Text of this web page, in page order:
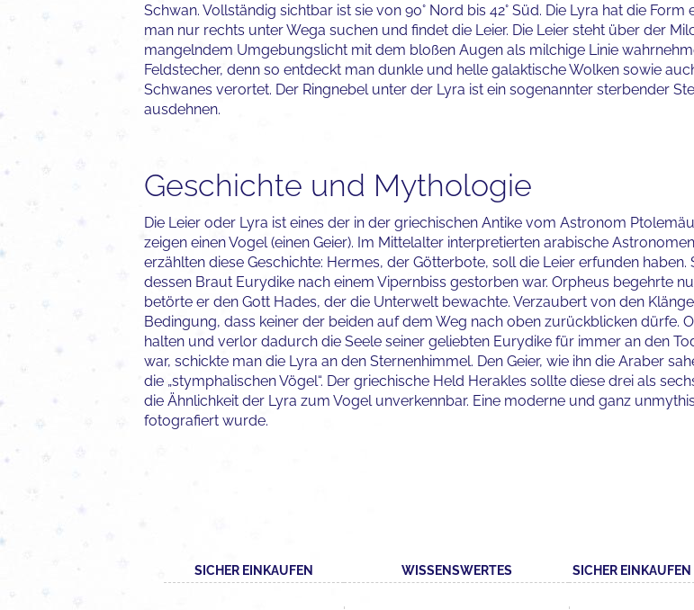
Schwan. Vollständig sichtbar ist sie von 90° Nord bis 42° Süd. Die Lyra hat die
man nur rechts unter Wega suchen und findet die Leier. Die Leier steht über der
mangelndem Umgebungslicht mit dem bloßen Augen als milchige Linie
Feldstecher, denn so entdeckt man dunkle und helle galaktische Wolken sowie
Schwanes verortet. Der Ringnebel unter der Lyra ist ein sogenannter sterbender
ausdehnen.
Geschichte und Mythologie
Die Leier oder Lyra ist eines der in der griechischen Antike vom Astronom
zeigen einen Vogel (einen Geier). Im Mittelalter interpretierten arabische
erzählten diese Geschichte: Hermes, der Götterbote, soll die Leier erfunden
dessen Braut Eurydike nach einem Vipernbiss gestorben war. Orpheus begehrte
betörte er den Gott Hades, der die Unterwelt bewachte. Verzaubert von den
Bedingung, dass keiner der beiden auf dem Weg nach oben zurückblicken dürfe.
halten und verlor dadurch die Seele seiner geliebten Eurydike für immer an den
war, schickte man die Lyra an den Sternenhimmel. Den Geier, wie ihn die Araber
die „stymphalischen Vögel“. Der griechische Held Herakles sollte diese drei als
die Ähnlichkeit der Lyra zum Vogel unverkennbar. Eine moderne und ganz
fotografiert wurde.
SICHER EINKAUFEN WISSENSWERTES SICHER EINKAUFEN